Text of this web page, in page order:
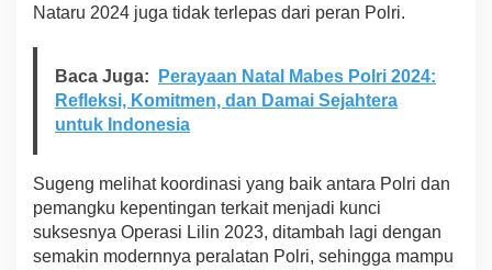
Nataru 2024 juga tidak terlepas dari peran Polri.
Baca Juga:
Perayaan Natal Mabes Polri 2024:
Refleksi, Komitmen, dan Damai Sejahtera
untuk Indonesia
Sugeng melihat koordinasi yang baik antara Polri dan
pemangku kepentingan terkait menjadi kunci
suksesnya Operasi Lilin 2023, ditambah lagi dengan
semakin modernnya peralatan Polri, sehingga mampu